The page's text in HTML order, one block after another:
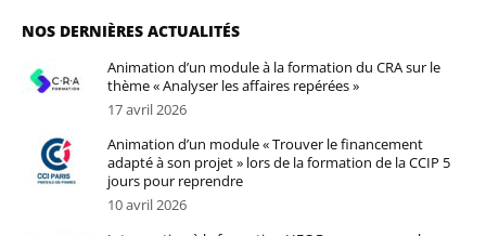
NOS DERNIÈRES ACTUALITÉS
Animation d’un module à la formation du CRA sur le
thème « Analyser les affaires repérées »
17 avril 2026
Animation d’un module « Trouver le financement
adapté à son projet » lors de la formation de la CCIP 5
jours pour reprendre
10 avril 2026